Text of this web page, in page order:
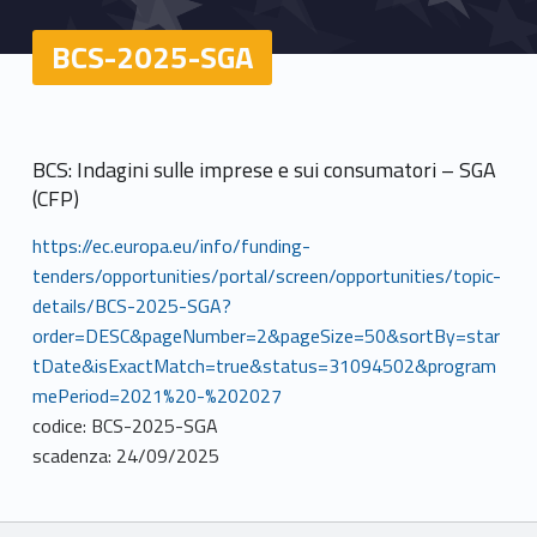
BCS-2025-SGA
BCS: Indagini sulle imprese e sui consumatori – SGA
(CFP)
https://ec.europa.eu/info/funding-
tenders/opportunities/portal/screen/opportunities/topic-
details/BCS-2025-SGA?
order=DESC&pageNumber=2&pageSize=50&sortBy=star
tDate&isExactMatch=true&status=31094502&program
mePeriod=2021%20-%202027
codice: BCS-2025-SGA
scadenza: 24/09/2025